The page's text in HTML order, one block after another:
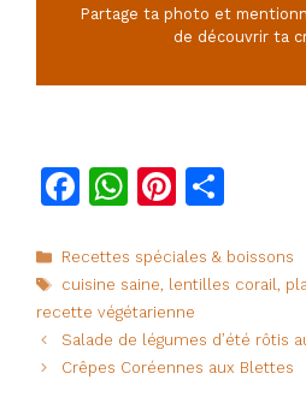
Partage ta photo et
de découvrir ta
F
c
e
b
o
W
at
s
A
p
Pi
te
re
st
ta
g
er
Catégories
Recettes spéciales & boissons
Étiquettes
cuisine saine, lentilles corail ,
recette végétarienne
Salade de légumes d’été rôtis
Crêpes Coréennes aux Blettes